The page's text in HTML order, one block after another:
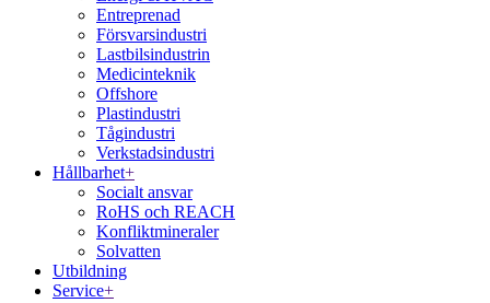
Entreprenad
Försvarsindustri
Lastbilsindustrin
Medicinteknik
Offshore
Plastindustri
Tågindustri
Verkstadsindustri
Hållbarhet+
Socialt ansvar
RoHS och REACH
Konfliktmineraler
Solvatten
Utbildning
Service+